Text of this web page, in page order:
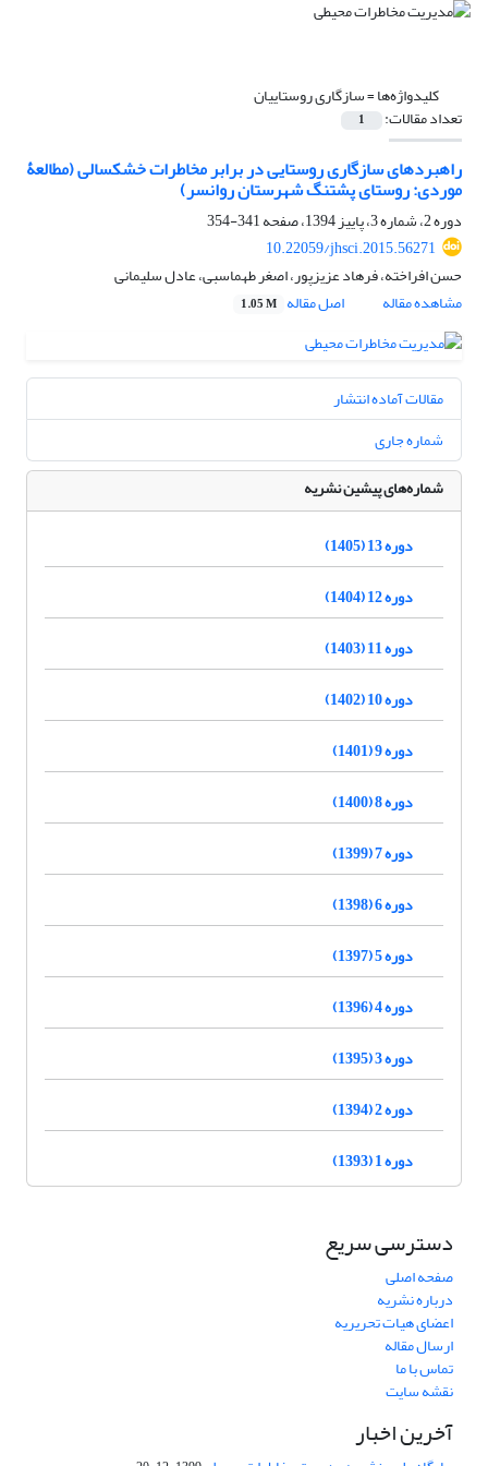
کلیدواژه‌ها =سازگاری روستاییان
تعداد مقالات: 1
راهبردهای سازگاری روستایی در برابر مخاطرات خشکسالی (مطالعۀ
موردی: روستای پشتنگ شهرستان روانسر)
دوره 2، شماره 3، پاییز 1394، صفحه
341-354
10.22059/jhsci.2015.56271
حسن افراخته، فرهاد عزیزپور، اصغر طهماسبی، عادل سلیمانی
مشاهده مقاله
اصل مقاله 1.05 M
مقالات آماده انتشار
شماره جاری
شماره‌های پیشین نشریه
دوره 13 (1405)
دوره 12 (1404)
دوره 11 (1403)
دوره 10 (1402)
دوره 9 (1401)
دوره 8 (1400)
دوره 7 (1399)
دوره 6 (1398)
دوره 5 (1397)
دوره 4 (1396)
دوره 3 (1395)
دوره 2 (1394)
دوره 1 (1393)
دسترسی سریع
صفحه اصلی
درباره نشریه
اعضای هیات تحریریه
ارسال مقاله
تماس با ما
نقشه سایت
آخرین اخبار